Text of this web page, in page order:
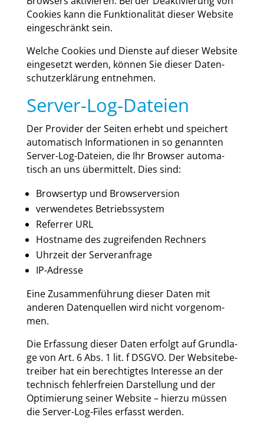
Coo­kies kann die Funk­tio­na­li­tät die­ser Web­site
ein­ge­schränkt sein.
Wel­che Coo­kies und Diens­te auf die­ser Web­site
ein­ge­setzt wer­den, kön­nen Sie die­ser Daten­
schutz­er­klä­rung ent­neh­men.
Server-Log-Dateien
Der Pro­vi­der der Sei­ten erhebt und spei­chert
auto­ma­tisch Infor­ma­tio­nen in so genann­ten
Ser­ver-Log-Datei­en, die Ihr Brow­ser auto­ma­
tisch an uns über­mit­telt. Dies sind:
Brow­ser­typ und Brow­ser­ver­si­on
ver­wen­de­tes Betriebs­sys­tem
Refer­rer URL
Host­na­me des zugrei­fen­den Rech­ners
Uhr­zeit der Ser­ver­an­fra­ge
IP-Adres­se
Eine Zusam­men­füh­rung die­ser Daten mit
ande­ren Daten­quel­len wird nicht vor­ge­nom­
men.
Die Erfas­sung die­ser Daten erfolgt auf Grund­la­
ge von Art. 6 Abs. 1 lit. f DSGVO. Der Web­site­be­
trei­ber hat ein berech­tig­tes Inter­es­se an der
tech­nisch feh­ler­frei­en Dar­stel­lung und der
Opti­mie­rung sei­ner Web­site – hier­zu müs­sen
die Ser­ver-Log-Files erfasst wer­den.